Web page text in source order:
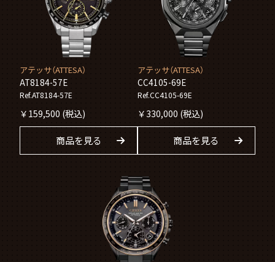
アテッサ（ATTESA）
AT8184-57E
Ref.AT8184-57E
￥ 159,500 (税込)
商品を見る
アテッサ（ATTESA）
CC4105-69E
Ref.CC4105-69E
￥330,000 (税込)
商品を見る